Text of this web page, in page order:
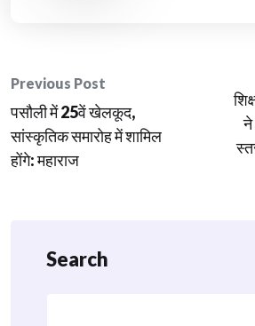
Post
navigation
Previous Post
पसौली में 25वें खेलकूद,
सांस्कृतिक समारोह में शामिल
होंगे: महाराज
ने
Search